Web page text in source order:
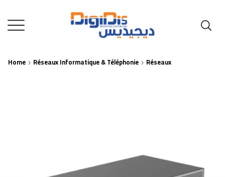
Home Réseaux Informatique & Téléphonie Réseaux